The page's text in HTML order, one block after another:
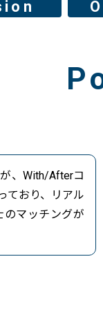
、With/Afterコ
ており、リアル
のマッチングが